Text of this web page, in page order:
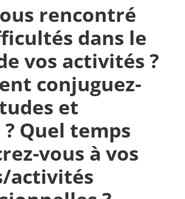
rencontré
dans le
vos activités ?
conjuguez-
et
Quel temps
vous à vos
activités